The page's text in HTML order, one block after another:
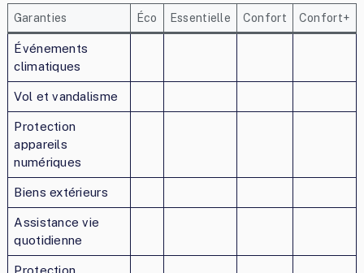
Garanties Éco Essentielle Confort Confort+
Événements
climatiques
Vol et vandalisme
Protection
appareils
numériques
Biens extérieurs
Assistance vie
quotidienne
Protection